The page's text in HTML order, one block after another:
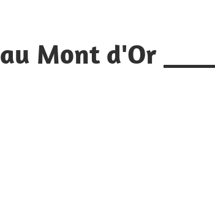
Mont d'Or _____